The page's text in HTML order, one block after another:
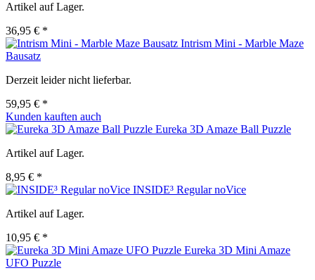
Artikel auf Lager.
36,95 € *
Intrism Mini - Marble Maze
Bausatz
Derzeit leider nicht lieferbar.
59,95 € *
Kunden kauften auch
Eureka 3D Amaze Ball Puzzle
Artikel auf Lager.
8,95 € *
INSIDE³ Regular noVice
Artikel auf Lager.
10,95 € *
Eureka 3D Mini Amaze
UFO Puzzle